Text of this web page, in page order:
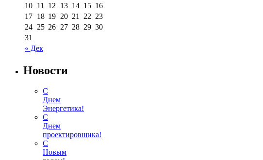
« Дек
10 11 12 13 14 15 16
17 18 19 20 21 22 23
24 25 26 27 28 29 30
31
Новости
С
Днем
Энергетика!
С
Днем
проектировщика!
С
Новым